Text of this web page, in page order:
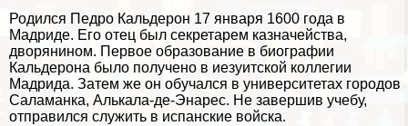
Родился Педро Кальдерон 17 января 1600 года в
Мадриде. Его отец был секретарем казначейства,
дворянином. Первое образование в биографии
Кальдерона было получено в иезуитской коллегии
Мадрида. Затем же он обучался в университетах городов
Саламанка, Алькала-де-Энарес. Не завершив учебу,
отправился служить в испанские войска.